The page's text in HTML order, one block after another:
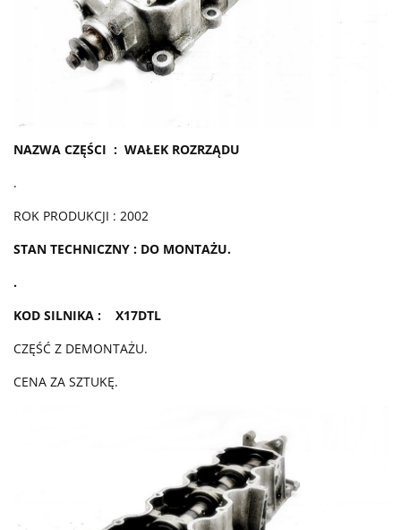
NAZWA CZĘŚCI : WAŁEK ROZRZĄDU
.
ROK PRODUKCJI : 2002
STAN TECHNICZNY : DO MONTAŻU.
.
KOD SILNIKA : X17DTL
CZĘŚĆ Z DEMONTAŻU.
CENA ZA SZTUKĘ.